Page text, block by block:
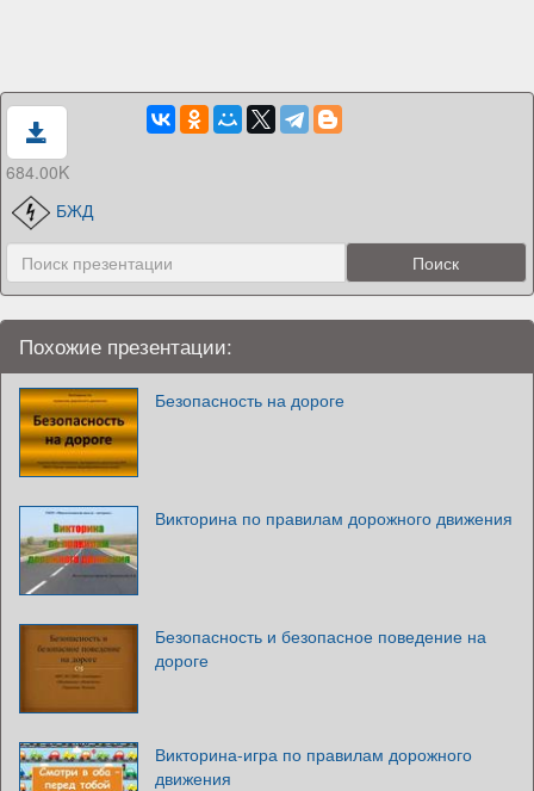
684.00K
БЖД
Похожие презентации:
Безопасность на дороге
Викторина по правилам дорожного движения
Безопасность и безопасное поведение на
дороге
Викторина-игра по правилам дорожного
движения